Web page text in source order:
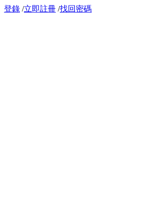
登錄 /立即註冊 /找回密碼